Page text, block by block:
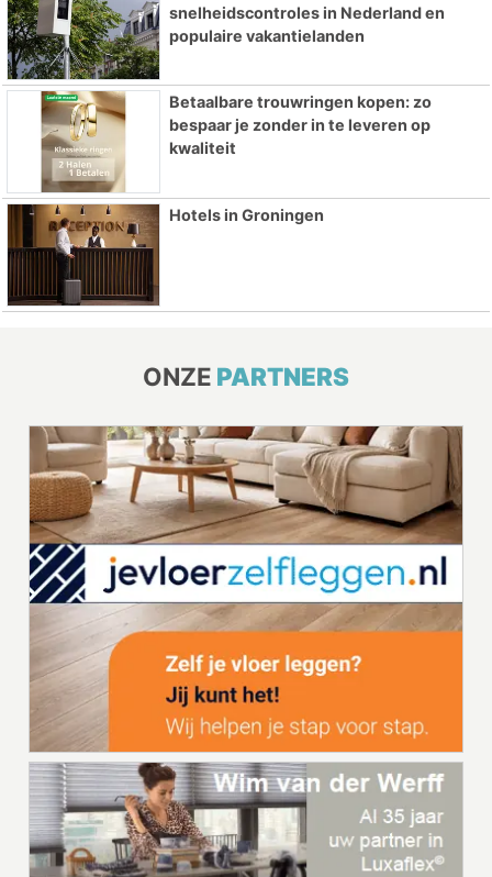
snelheidscontroles in Nederland en
populaire vakantielanden
Betaalbare trouwringen kopen: zo
bespaar je zonder in te leveren op
kwaliteit
Hotels in Groningen
ONZE PARTNERS